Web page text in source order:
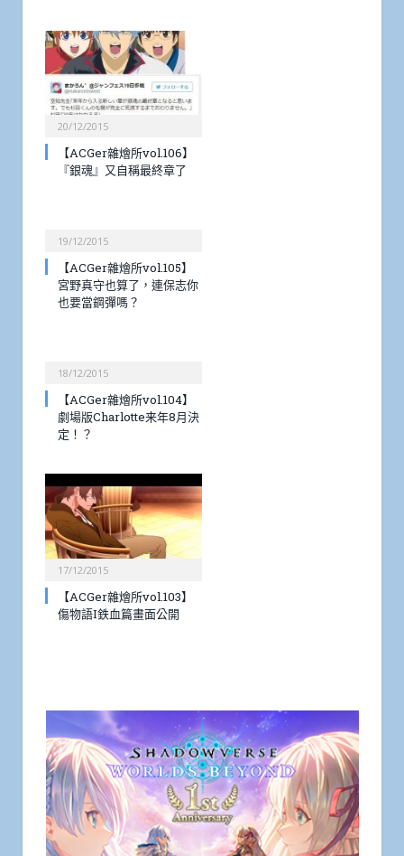
20/12/2015
【ACGer雜燴所vol.106】
『銀魂』又自稱最終章了
19/12/2015
【ACGer雜燴所vol.105】
宮野真守也算了，連保志你
也要當鋼彈嗎？
18/12/2015
【ACGer雜燴所vol.104】
劇場版Charlotte来年8月決
定！？
17/12/2015
【ACGer雜燴所vol.103】
傷物語I鉄血篇畫面公開